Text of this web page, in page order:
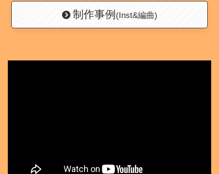
制作事例 (Inst&編曲)